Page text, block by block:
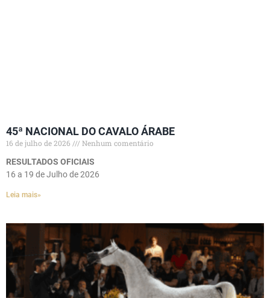
45ª NACIONAL DO CAVALO ÁRABE
16 de julho de 2026
Nenhum comentário
RESULTADOS OFICIAIS
16 a 19 de Julho de 2026
Leia mais»